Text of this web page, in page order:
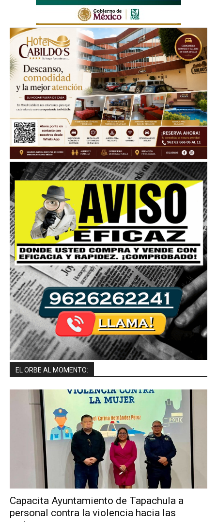
EL ORBE AL MOMENTO:
Capacita Ayuntamiento de Tapachula a
personal contra la violencia hacia las